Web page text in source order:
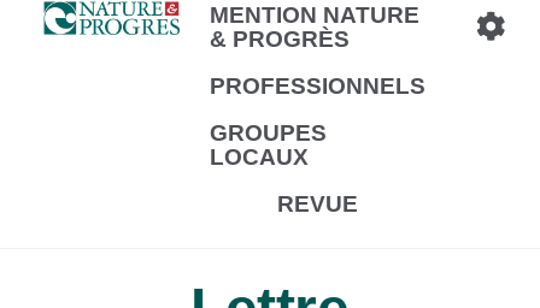
MENTION NATURE
& PROGRÈS
PROFESSIONNELS
GROUPES
LOCAUX
REVUE